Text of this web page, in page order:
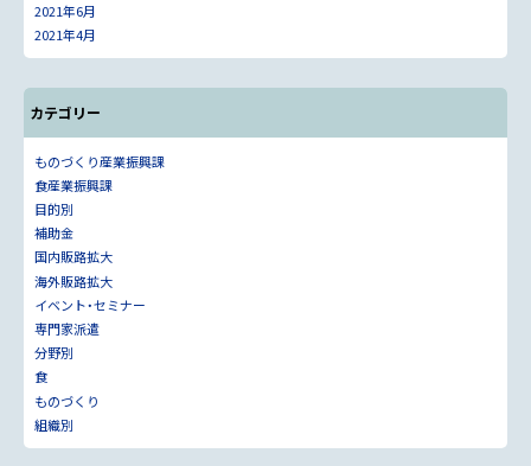
2021年6月
2021年4月
カテゴリー
ものづくり産業振興課
食産業振興課
目的別
補助金
国内販路拡大
海外販路拡大
イベント・セミナー
専門家派遣
分野別
食
ものづくり
組織別